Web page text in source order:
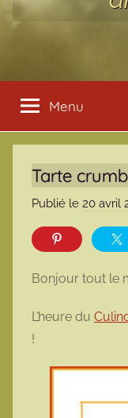
Menu
Tarte
Publié le 20 avril
Bonjour tout le
L’heure du
!